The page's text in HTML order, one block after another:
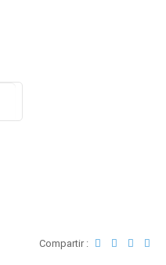
Compartir :